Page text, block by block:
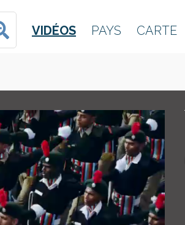
VIDÉOS PAYS CARTE